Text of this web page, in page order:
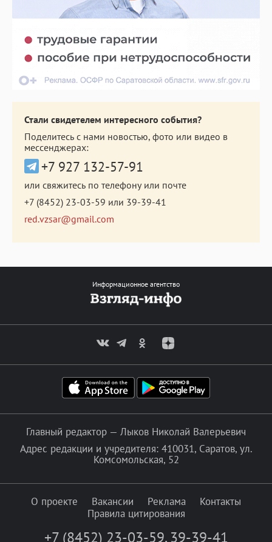
Стали свидетелем интересного события?
Поделитесь с нами новостью, фото или видео в
мессенджерах:
+7 927 132-57-91
или свяжитесь по телефону или почте
+7 (8452) 23-03-59 или 39-39-41
red.vzsar@gmail.com
Информационное агентство
Главный редактор — Лыков Николай Валерьевич
Адрес редакции и учредителя: 410031, Саратов, ул.
Комсомольская, 52
О проекте Вакансии Реклама
Контакты
Правила цитирования
+7 (8452) 23-03-59, 39-39-41